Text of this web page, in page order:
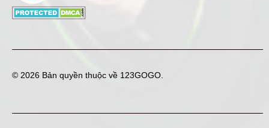
© 2026 Bản quyền thuộc về 123GOGO